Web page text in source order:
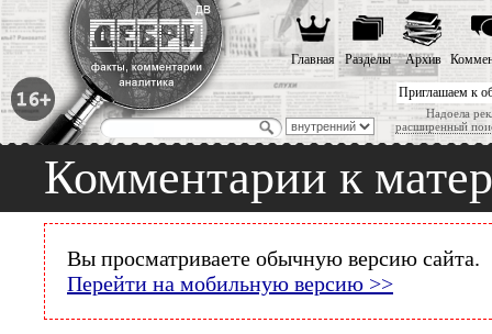
Приглашаем к
Надоела
расширенный
Главная Разделы Архив
Комментарии к
Вы просматриваете обычную версию сайта.
Перейти на мобильную версию >>